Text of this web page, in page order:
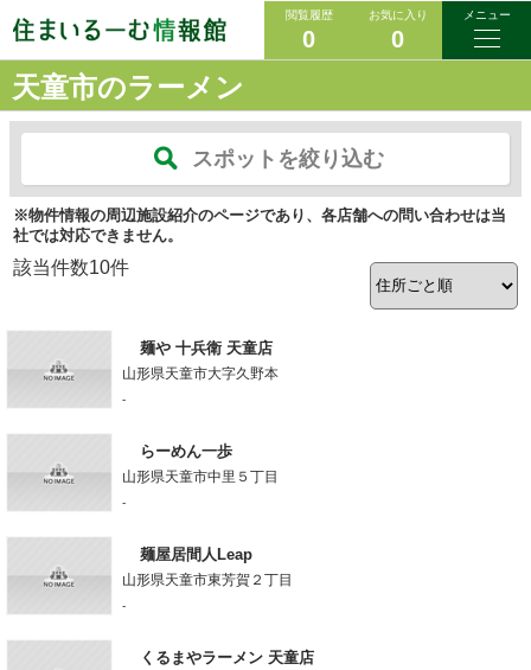
閲覧履歴
0
お気に入り
0
メニュー
天童市のラーメン
スポットを絞り込む
※物件情報の周辺施設紹介のページであり、各店舗への問い合わせは当
社では対応できません。
該当件数10件
麺や 十兵衛 天童店
山形県天童市大字久野本
-
らーめん一歩
山形県天童市中里５丁目
-
麺屋居間人Leap
山形県天童市東芳賀２丁目
-
くるまやラーメン 天童店